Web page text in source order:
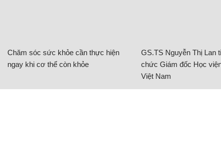
Chăm sóc sức khỏe cần thực hiện
ngay khi cơ thể còn khỏe
GS.TS Nguyễn Thị Lan
chức Giám đốc Học
Việt Nam